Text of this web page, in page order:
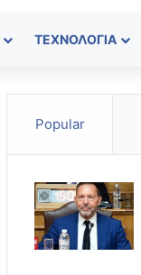
ΤΕΧΝΟΛΟΓΊΑ
Popular